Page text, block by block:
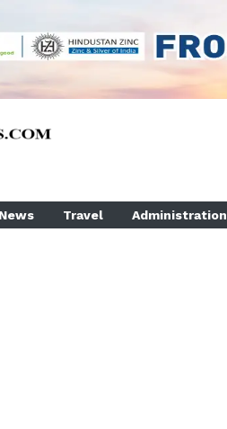
News Travel Administration